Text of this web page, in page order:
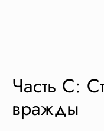
Часть C:
вражды